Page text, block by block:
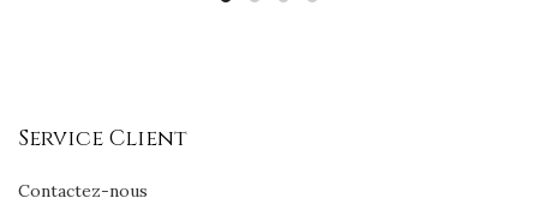
Service Client
Contactez-nous